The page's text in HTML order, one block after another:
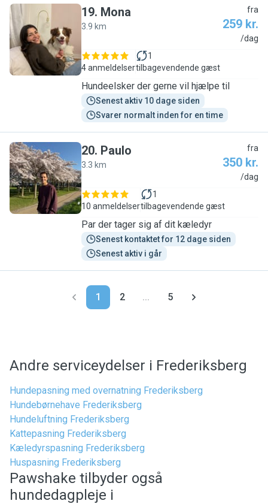
M
19. Mona
3.9 km
fra
259 kr.
/dag
4 anmeldelser
1
tilbagevendende gæst
Hundeelsker der gerne vil hjælpe til
Senest aktiv 10 dage siden
Svarer normalt inden for en time
P
20. Paulo
3.3 km
fra
350 kr.
/dag
10 anmeldelser
1
tilbagevendende gæst
Par der tager sig af dit kæledyr
Senest kontaktet for 12 dage siden
Senest aktiv i går
1 2 ... 5
Andre serviceydelser i Frederiksberg
Hundepasning med overnatning Frederiksberg
Hundebørnehave Frederiksberg
Hundeluftning Frederiksberg
Kattepasning Frederiksberg
Kæledyrspasning Frederiksberg
Huspasning Frederiksberg
Pawshake tilbyder også
hundedagpleje i